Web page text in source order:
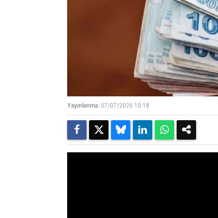
Yayınlanma: 07/07/2026 10:18